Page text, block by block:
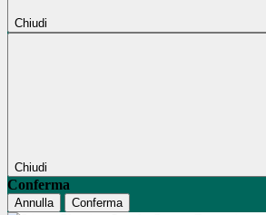
Chiudi
Chiudi
Conferma
Annulla Conferma